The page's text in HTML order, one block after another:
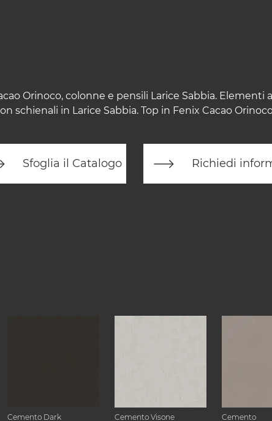
Orinoco, colonne e pensili Larice Sabbia. Elementi
schienali in Larice Sabbia. Top in Fenix Cacao
Sfoglia il Catalogo Richiedi
Cemento Dark Cemento Visone Cemento